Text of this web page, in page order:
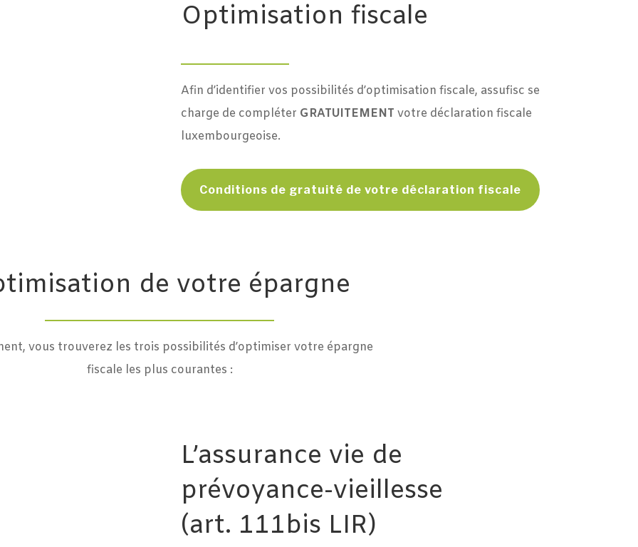
Optimisation fiscale
Afin d’identifier vos possibilités d’optimisation fiscale, assufisc se
charge de compléter GRATUITEMENT votre déclaration fiscale
luxembourgeoise.
Conditions de gratuité de votre déclaration fiscale
de votre épargne
vous trouverez les trois possibilités d’optimiser votre épargne
fiscale les plus courantes :
L’assurance vie de
prévoyance-vieillesse
(art. 111bis LIR)